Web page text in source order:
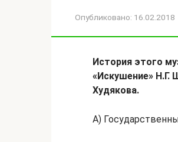
Опубликовано: 16.02.2018
История этого
«Искушение» Н.Г.
Худякова.
А)